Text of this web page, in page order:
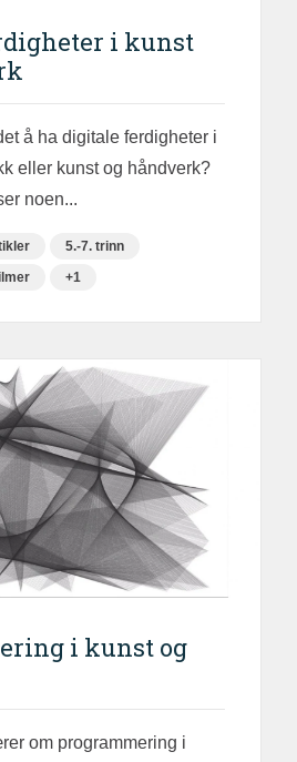
i kunst
å ha digitale ferdigheter i
eller kunst og håndverk?
noen...
5.-7. trinn
+1
i kunst og
om programmering i